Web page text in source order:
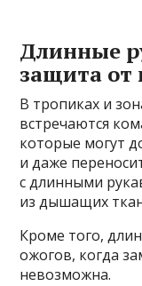
Длинные
защита от
В тропиках и
встречаются
которые могут
и даже
с длинными
из дышащих
Кроме того,
ожогов, когда
невозможна.